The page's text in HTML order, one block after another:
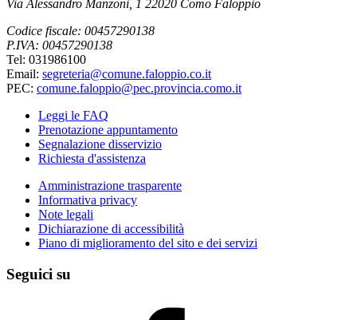
Via Alessandro Manzoni, 1 22020 Como Faloppio
Codice fiscale: 00457290138
P.IVA: 00457290138
Tel: 031986100
Email: segreteria@comune.faloppio.co.it
PEC: comune.faloppio@pec.provincia.como.it
Leggi le FAQ
Prenotazione appuntamento
Segnalazione disservizio
Richiesta d'assistenza
Amministrazione trasparente
Informativa privacy
Note legali
Dichiarazione di accessibilità
Piano di miglioramento del sito e dei servizi
Seguici su